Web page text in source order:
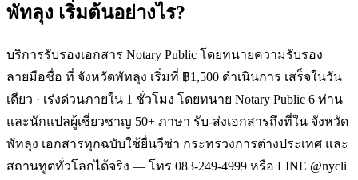
พัทลุง เริ่มต้นอย่างไร?
บริการรับรองเอกสาร Notary Public โดยทนายความรับรอง
ลายมือชื่อ ที่ จังหวัดพัทลุง เริ่มที่ ฿1,500 ดำเนินการ เสร็จในวัน
เดียว · เร่งด่วนภายใน 1 ชั่วโมง โดยทนาย Notary Public 6 ท่าน
และนักแปลผู้เชี่ยวชาญ 50+ ภาษา รับ-ส่งเอกสารถึงที่ใน จังหวัด
พัทลุง เอกสารทุกฉบับใช้ยื่นวีซ่า กระทรวงการต่างประเทศ และ
สถานทูตทั่วโลกได้จริง — โทร 083-249-4999 หรือ LINE @nycli